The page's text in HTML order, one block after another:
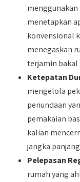
menetapkan
konvensional
menegaskan
terjamin
Ketepatan
mengelola
penundaan
pemakaian
kalian
jangka
Pelepasan
rumah yang